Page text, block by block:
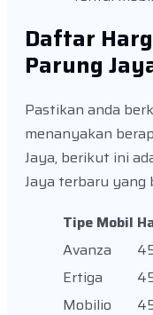
Daftar
Parung
Pastikan anda
menanyakan
Jaya, berikut ini
Jaya terbaru yang
Tipe Mobil
Avanza
Ertiga
Mobilio